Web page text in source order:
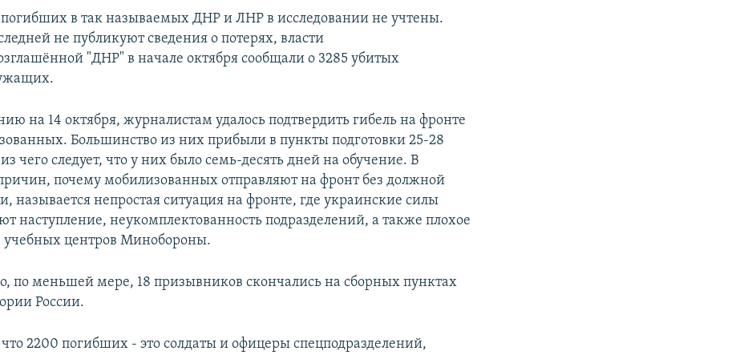
в так называемых ДНР и ЛНР в исследовании не учтены.
не публикуют сведения о потерях, власти
"ДНР" в начале октября сообщали о 3285 убитых
на 14 октября, журналистам удалось подтвердить гибель на фронте
Большинство из них прибыли в пункты подготовки 25-28
чего следует, что у них было семь-десять дней на обучение. В
почему мобилизованных отправляют на фронт без должной
называется непростая ситуация на фронте, где украинские силы
наступление, неукомплектованность подразделений, а также плохое
учебных центров Минобороны.
по меньшей мере, 18 призывников скончались на сборных пунктах
России.
что 2200 погибших - это солдаты и офицеры спецподразделений,